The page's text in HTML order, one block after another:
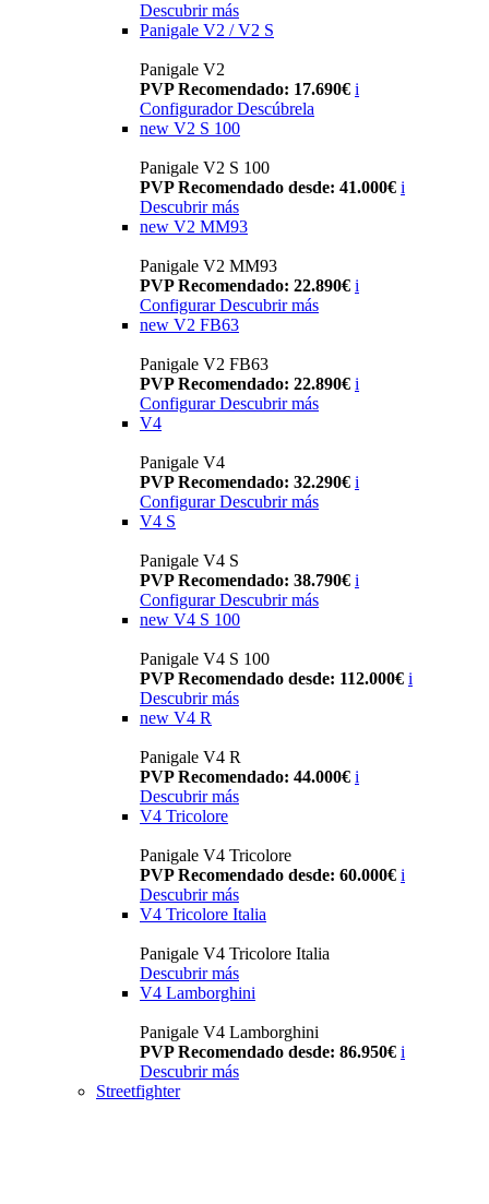
Descubrir más
Panigale V2 / V2 S
Panigale V2
PVP Recomendado: 17.690€ i
Configurador Descúbrela
new V2 S 100
Panigale V2 S 100
PVP Recomendado desde: 41.000€ i
Descubrir más
new V2 MM93
Panigale V2 MM93
PVP Recomendado: 22.890€ i
Configurar Descubrir más
new V2 FB63
Panigale V2 FB63
PVP Recomendado: 22.890€ i
Configurar Descubrir más
V4
Panigale V4
PVP Recomendado: 32.290€ i
Configurar Descubrir más
V4 S
Panigale V4 S
PVP Recomendado: 38.790€ i
Configurar Descubrir más
new V4 S 100
Panigale V4 S 100
PVP Recomendado desde: 112.000€ i
Descubrir más
new V4 R
Panigale V4 R
PVP Recomendado: 44.000€ i
Descubrir más
V4 Tricolore
Panigale V4 Tricolore
PVP Recomendado desde: 60.000€ i
Descubrir más
V4 Tricolore Italia
Panigale V4 Tricolore Italia
Descubrir más
V4 Lamborghini
Panigale V4 Lamborghini
PVP Recomendado desde: 86.950€ i
Descubrir más
Streetfighter